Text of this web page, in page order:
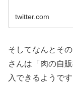
twitter.com
そしてなんとそ
さんは「肉の自
入できるようです